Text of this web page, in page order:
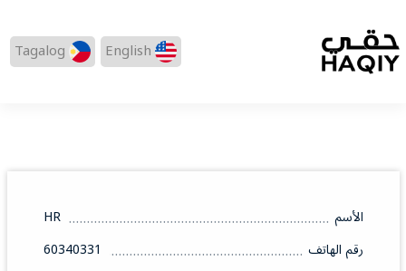
English
Tagalog
الأسم
HR
رقم الهاتف
60340331